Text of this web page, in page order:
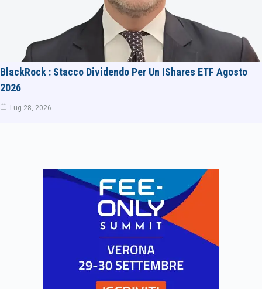
BlackRock : Stacco Dividendo Per Un IShares ETF Agosto
2026
Lug 28, 2026